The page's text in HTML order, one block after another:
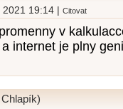
2021 19:14 |Citovat
v
internet je plny